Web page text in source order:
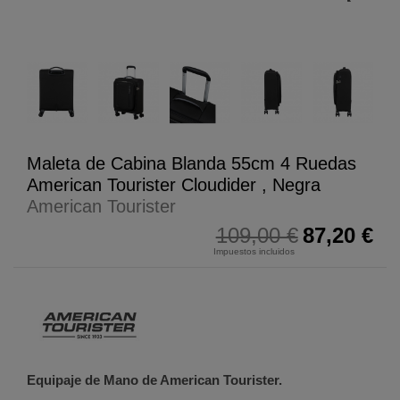
Maleta de Cabina Blanda 55cm 4 Ruedas
American Tourister Cloudider , Negra
American Tourister
109,00 €87,20 €
Impuestos incluidos
Equipaje de Mano de American Tourister.